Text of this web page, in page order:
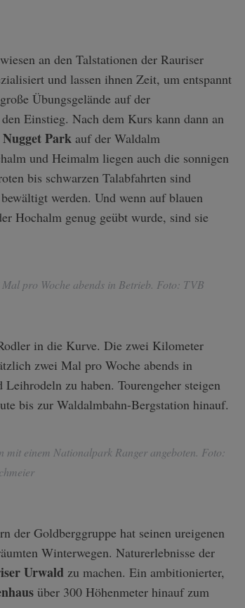
an den Talstationen der Rauriser
und lassen ihnen Zeit, um entspannt
Übungsgelände auf der
Einstieg. Nach dem Kurs kann dann an
Nugget Park auf der Waldalm
und Heimalm liegen auch die sonnigen
bis schwarzen Talabfahrten sind
werden. Und wenn auf blauen
Hochalm genug geübt wurde, sind sie
pro Woche abends in Betrieb. Foto: TVB
in die Kurve. Die zwei Kilometer
zwei Mal pro Woche abends in
zu haben. Tourengeher steigen
bis zur Waldalmbahn-Bergstation hinauf.
mit einem Nationalpark Ranger angeboten. Foto:
der Goldberggruppe hat seinen ureigenen
Winterwegen. Naturerlebnisse der
Urwald zu machen. Ein ambitionierter,
über 300 Höhenmeter hinauf zum